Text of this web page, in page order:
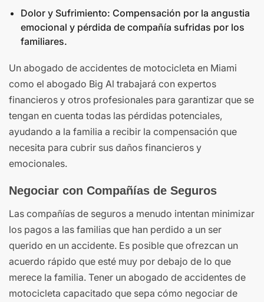
Dolor y Sufrimiento: Compensación por la angustia
emocional y pérdida de compañía sufridas por los
familiares.
Un abogado de accidentes de motocicleta en Miami
como el abogado Big Al trabajará con expertos
financieros y otros profesionales para garantizar que se
tengan en cuenta todas las pérdidas potenciales,
ayudando a la familia a recibir la compensación que
necesita para cubrir sus daños financieros y
emocionales.
Negociar con Compañías de Seguros
Las compañías de seguros a menudo intentan minimizar
los pagos a las familias que han perdido a un ser
querido en un accidente. Es posible que ofrezcan un
acuerdo rápido que esté muy por debajo de lo que
merece la familia. Tener un abogado de accidentes de
motocicleta capacitado que sepa cómo negociar de